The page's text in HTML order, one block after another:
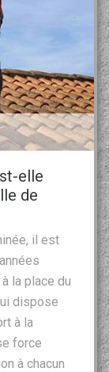
elle
de
il est
la place du
dispose
à la
force
à chacun